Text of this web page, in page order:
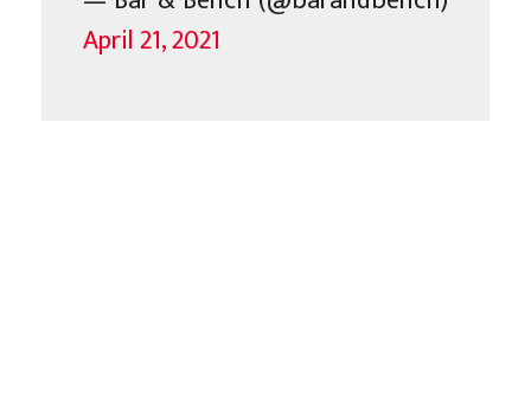
April 21, 2021